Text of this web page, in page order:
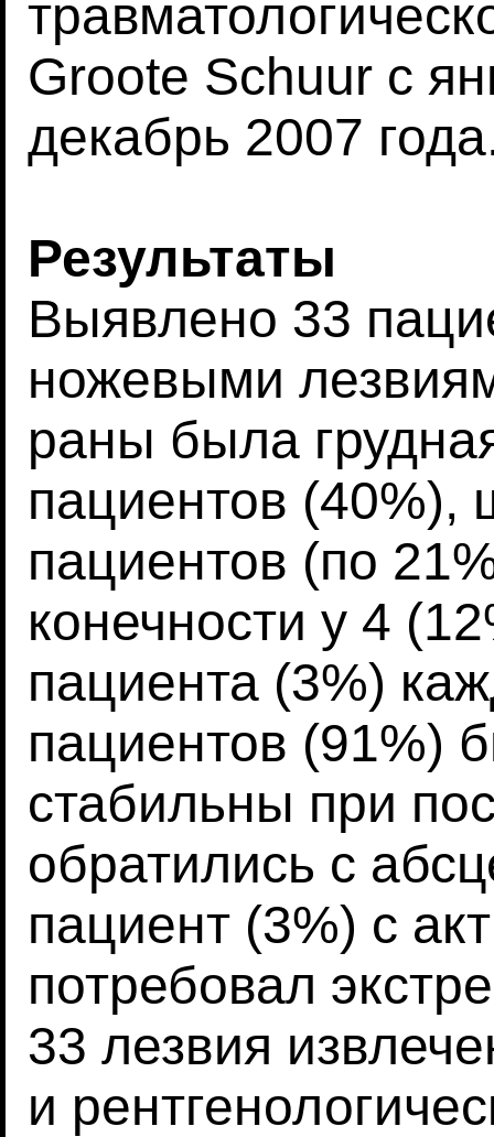
Groote Schuur с
декабрь 2007
Результаты
Выявлено 33
ножевыми
раны была
пациентов (40%),
пациентов (по
конечности у 4
пациента (3%)
пациентов (91%)
стабильны при
обратились с
пациент (3%) с
потребовал
33 лезвия
и